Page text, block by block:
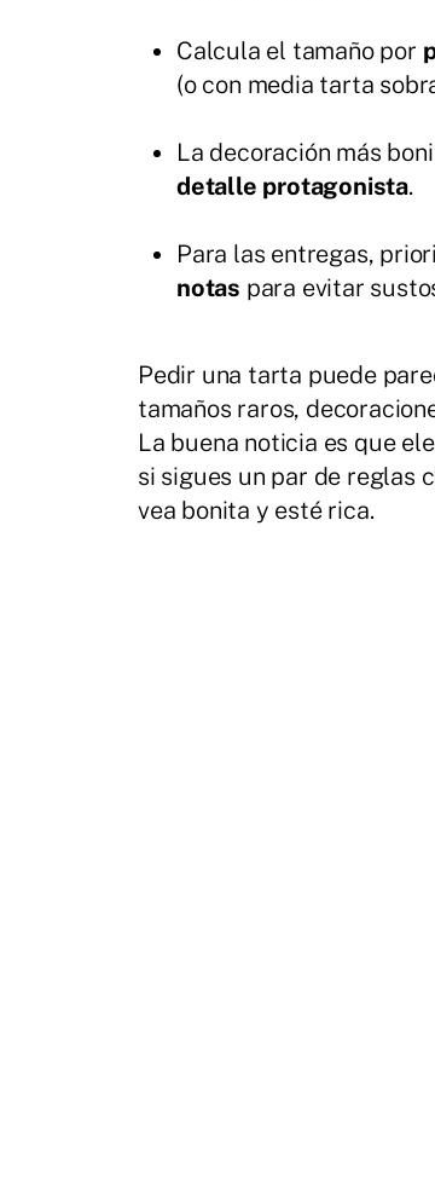
Calcula el tamaño por
(o con media tarta
La decoración más
detalle protagonista.
Para las entregas,
notas para evitar
Pedir una tarta puede
tamaños raros,
La buena noticia es que
si sigues un par de reglas
vea bonita y esté rica.